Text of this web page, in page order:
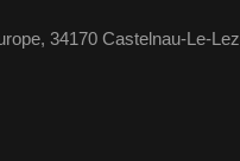
34170 Castelnau-Le-Lez